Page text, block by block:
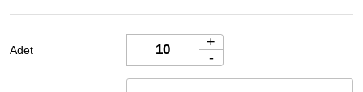
Adet
+
-